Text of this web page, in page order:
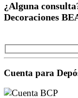
¿Alguna
Decoraciones
Cuenta para